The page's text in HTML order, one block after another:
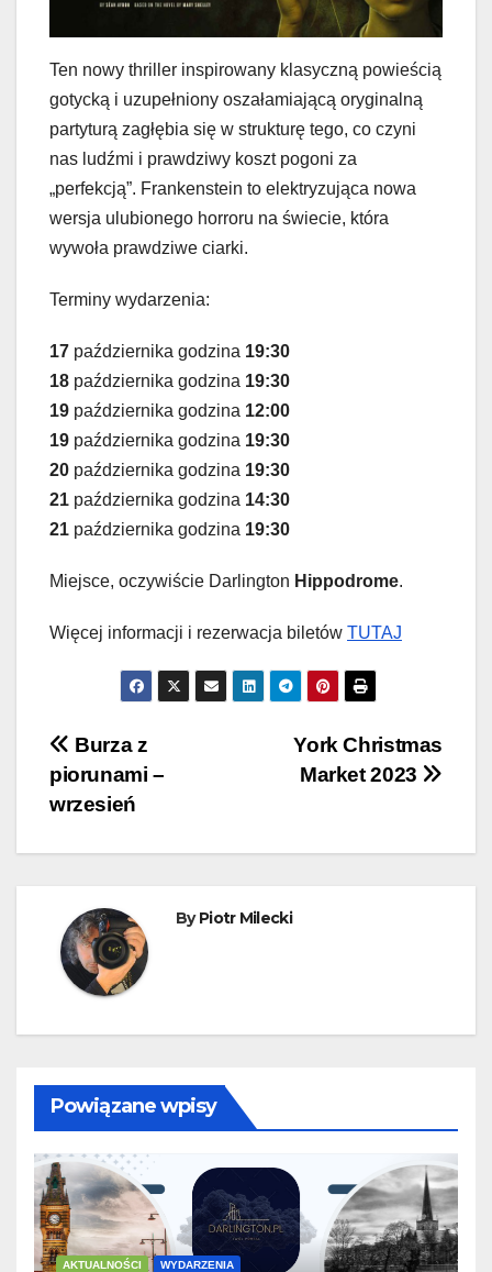
Ten nowy thriller inspirowany klasyczną powieścią
gotycką i uzupełniony oszałamiającą oryginalną
partyturą zagłębia się w strukturę tego, co czyni
nas ludźmi i prawdziwy koszt pogoni za
„perfekcją”. Frankenstein to elektryzująca nowa
wersja ulubionego horroru na świecie, która
wywoła prawdziwe ciarki.
Terminy wydarzenia:
17 października godzina 19:30
18 października godzina 19:30
19 października godzina 12:00
19 października godzina 19:30
20 października godzina 19:30
21 października godzina 14:30
21 października godzina 19:30
Miejsce, oczywiście Darlington Hippodrome.
Więcej informacji i rezerwacja biletów TUTAJ
Nawigacja
wpisu
York Christmas
Market 2023
Burza z
piorunami –
wrzesień
ByPiotr Milecki
Powiązane wpisy
AKTUALNOŚCI WYDARZENIA